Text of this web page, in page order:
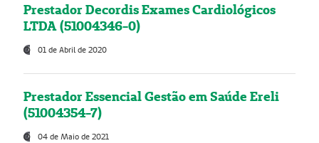
Prestador Decordis Exames Cardiológicos
LTDA (51004346-0)
01 de Abril de 2020
Prestador Essencial Gestão em Saúde Ereli
(51004354-7)
04 de Maio de 2021